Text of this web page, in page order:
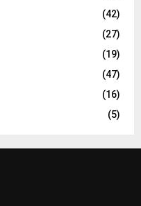
(42)
(27)
(19)
(47)
(16)
(5)